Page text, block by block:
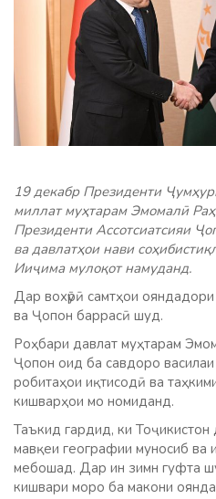
19 декабр Президенти
миллат муҳтарам Эмомалӣ
Президенти Ассотсиатсияи
ва давлатҳои нави
Ииҷима мулоқот намуданд.
Дар вохӯрӣ самтҳои
ва Ҷопон баррасӣ шуд.
Роҳбари давлат муҳтарам
Ҷопон оид ба савдоро
робитаҳои иқтисодӣ ва
кишварҳои мо номиданд.
Таъкид гардид, ки
мавқеи географии муносиб ва
мебошад. Дар ин зимн гуфта
кишвари моро ба макони